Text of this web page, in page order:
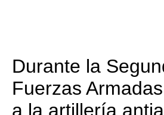
Durante la
Fuerzas
a la artillería